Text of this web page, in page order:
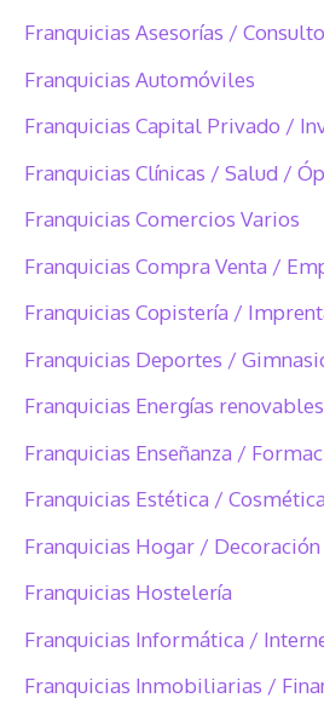
Franquicias Asesorías /
Franquicias Automóviles
Franquicias Capital Privado /
Franquicias Clínicas / Salud /
Franquicias Comercios Varios
Franquicias Compra Venta /
Franquicias Copistería /
Franquicias Deportes /
Franquicias Energías renovables
Franquicias Enseñanza /
Franquicias Estética /
Franquicias Hogar /
Franquicias Hostelería
Franquicias Informática /
Franquicias Inmobiliarias /